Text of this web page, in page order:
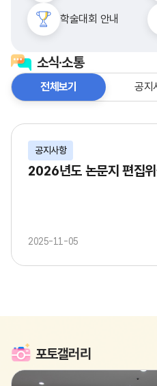
학술대회 안내
소식·소통
전체보기
공지사항
2026년도 논문지 편집
2025-11-05
공지
포토갤러리